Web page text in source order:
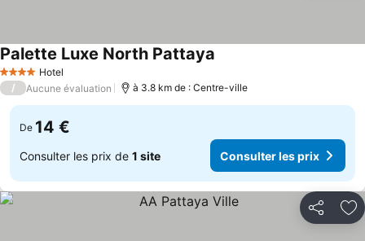
4 Étoiles Hotel
Palette Luxe North Pattaya
/ Aucune évaluation à 3.8 km de : Centre-ville
De 14 €
Consulter les prix de 1 site Consulter les prix
Partager